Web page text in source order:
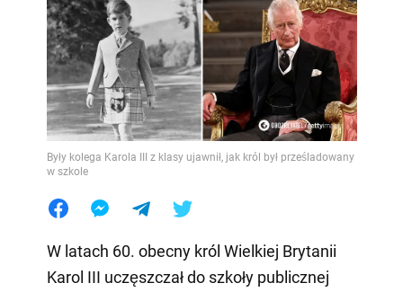
Były kolega Karola III z klasy ujawnił, jak król był prześladowany
w szkole
W latach 60. obecny król Wielkiej Brytanii
Karol III uczęszczał do szkoły publicznej